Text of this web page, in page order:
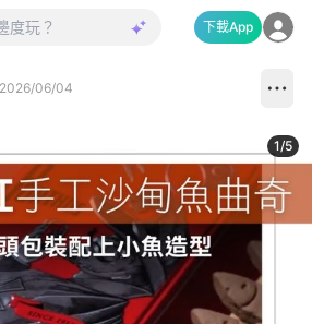
下載App
2026/06/04
1/5